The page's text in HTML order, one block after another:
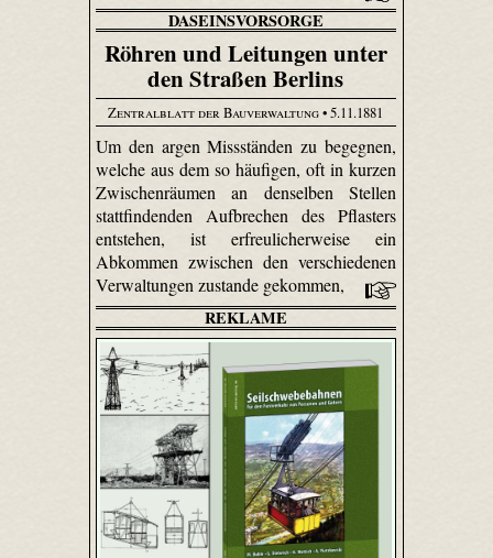
DASEINSVORSORGE
Röhren und Leitungen unter
den Straßen Berlins
Zentralblatt der Bauverwaltung• 5.11.1881
Um den argen Missständen zu begegnen,
welche aus dem so häufigen, oft in kurzen
Zwischenräumen an denselben Stellen
stattfindenden Aufbrechen des Pflasters
entstehen, ist erfreulicherweise ein
Abkommen zwischen den verschiedenen
Verwaltungen zustande gekommen,
REKLAME